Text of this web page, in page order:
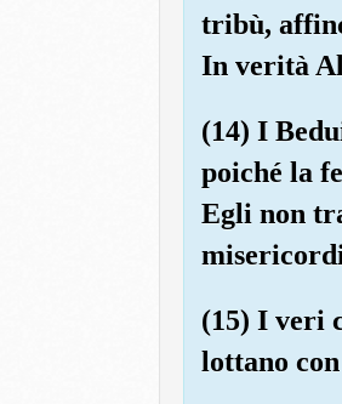
tribù,
In verità
(14) I
poiché la
Egli non
(15) I veri
lottano